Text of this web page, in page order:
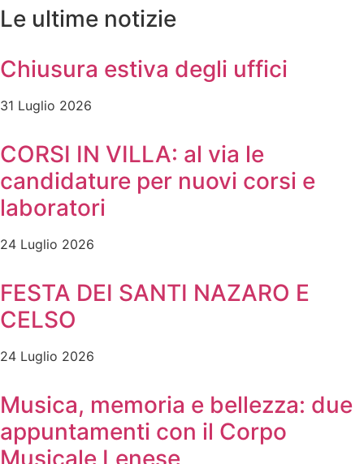
Le ultime notizie
Chiusura estiva degli uffici
31 Luglio 2026
CORSI IN VILLA: al via le
candidature per nuovi corsi e
laboratori
24 Luglio 2026
FESTA DEI SANTI NAZARO E
CELSO
24 Luglio 2026
Musica, memoria e bellezza: due
appuntamenti con il Corpo
Musicale Lenese